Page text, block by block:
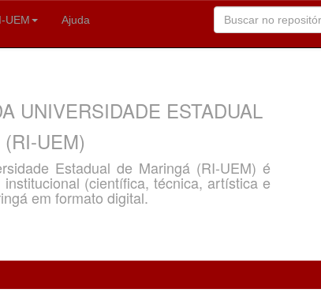
UEM Ajuda
UNIVERSIDADE ESTADUAL
UEM)
Estadual de Maringá (RI-UEM) é
(científica, técnica, artística e
em formato digital.